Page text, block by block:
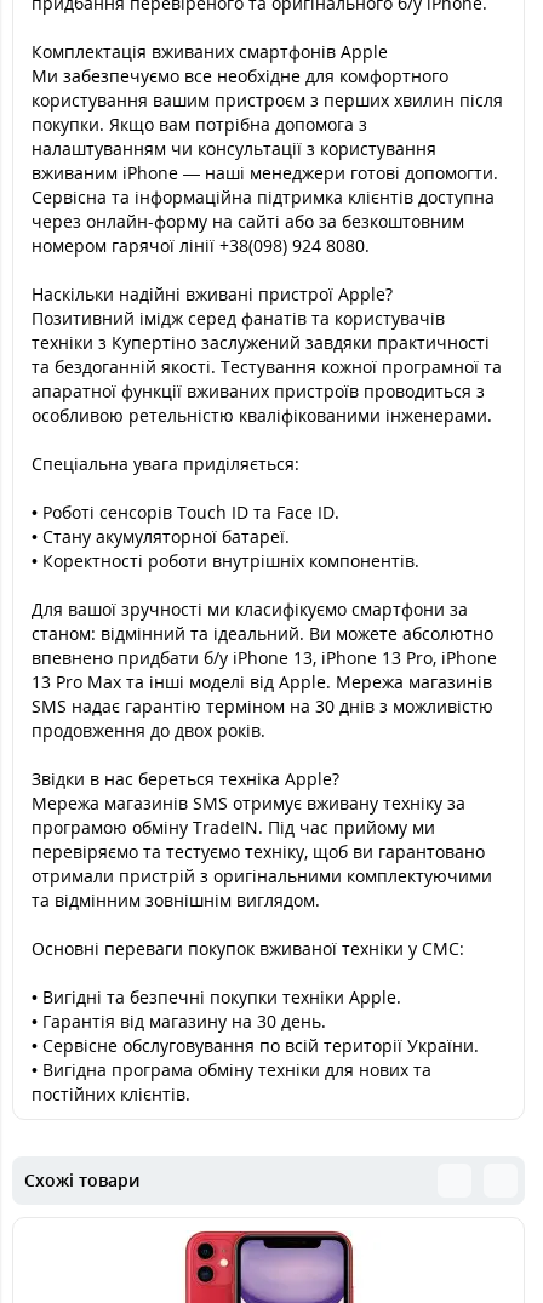
Комплектація вживаних смартфонів Apple
Ми забезпечуємо все необхідне для комфортного
користування вашим пристроєм з перших хвилин після
покупки. Якщо вам потрібна допомога з
налаштуванням чи консультації з користування
вживаним iPhone — наші менеджери готові допомогти.
Сервісна та інформаційна підтримка клієнтів доступна
через онлайн-форму на сайті або за безкоштовним
номером гарячої лінії +38(098) 924 8080.
Наскільки надійні вживані пристрої Apple?
Позитивний імідж серед фанатів та користувачів
техніки з Купертіно заслужений завдяки практичності
та бездоганній якості. Тестування кожної програмної та
апаратної функції вживаних пристроїв проводиться з
особливою ретельністю кваліфікованими інженерами.
Спеціальна увага приділяється:
• Роботі сенсорів Touch ID та Face ID.
• Стану акумуляторної батареї.
• Коректності роботи внутрішніх компонентів.
Для вашої зручності ми класифікуємо смартфони за
станом: відмінний та ідеальний. Ви можете абсолютно
впевнено придбати б/у iPhone 13, iPhone 13 Pro, iPhone
13 Pro Max та інші моделі від Apple. Мережа магазинів
SMS надає гарантію терміном на 30 днів з можливістю
продовження до двох років.
Звідки в нас береться техніка Apple?
Мережа магазинів SMS отримує вживану техніку за
програмою обміну TradeIN. Під час прийому ми
перевіряємо та тестуємо техніку, щоб ви гарантовано
отримали пристрій з оригінальними комплектуючими
та відмінним зовнішнім виглядом.
Основні переваги покупок вживаної техніки у СМС:
• Вигідні та безпечні покупки техніки Apple.
• Гарантія від магазину на 30 день.
• Сервісне обслуговування по всій території України.
• Вигідна програма обміну техніки для нових та
постійних клієнтів.
Схожі товари